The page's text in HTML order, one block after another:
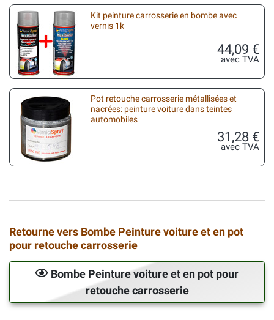
Kit peinture carrosserie en bombe avec
vernis 1k
44,09 €
avec TVA
Pot retouche carrosserie métallisées et
nacrées: peinture voiture dans teintes
automobiles
31,28 €
avec TVA
Retourne vers Bombe Peinture voiture et en pot
pour retouche carrosserie
Bombe Peinture voiture et en pot pour
retouche carrosserie